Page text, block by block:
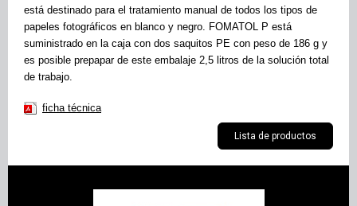
está destinado para el tratamiento manual de todos los tipos de
papeles fotográficos en blanco y negro. FOMATOL P está
suministrado en la caja con dos saquitos PE con peso de 186 g y
es posible prepapar de este embalaje 2,5 litros de la solución total
de trabajo.
ficha técnica
Lista de productos